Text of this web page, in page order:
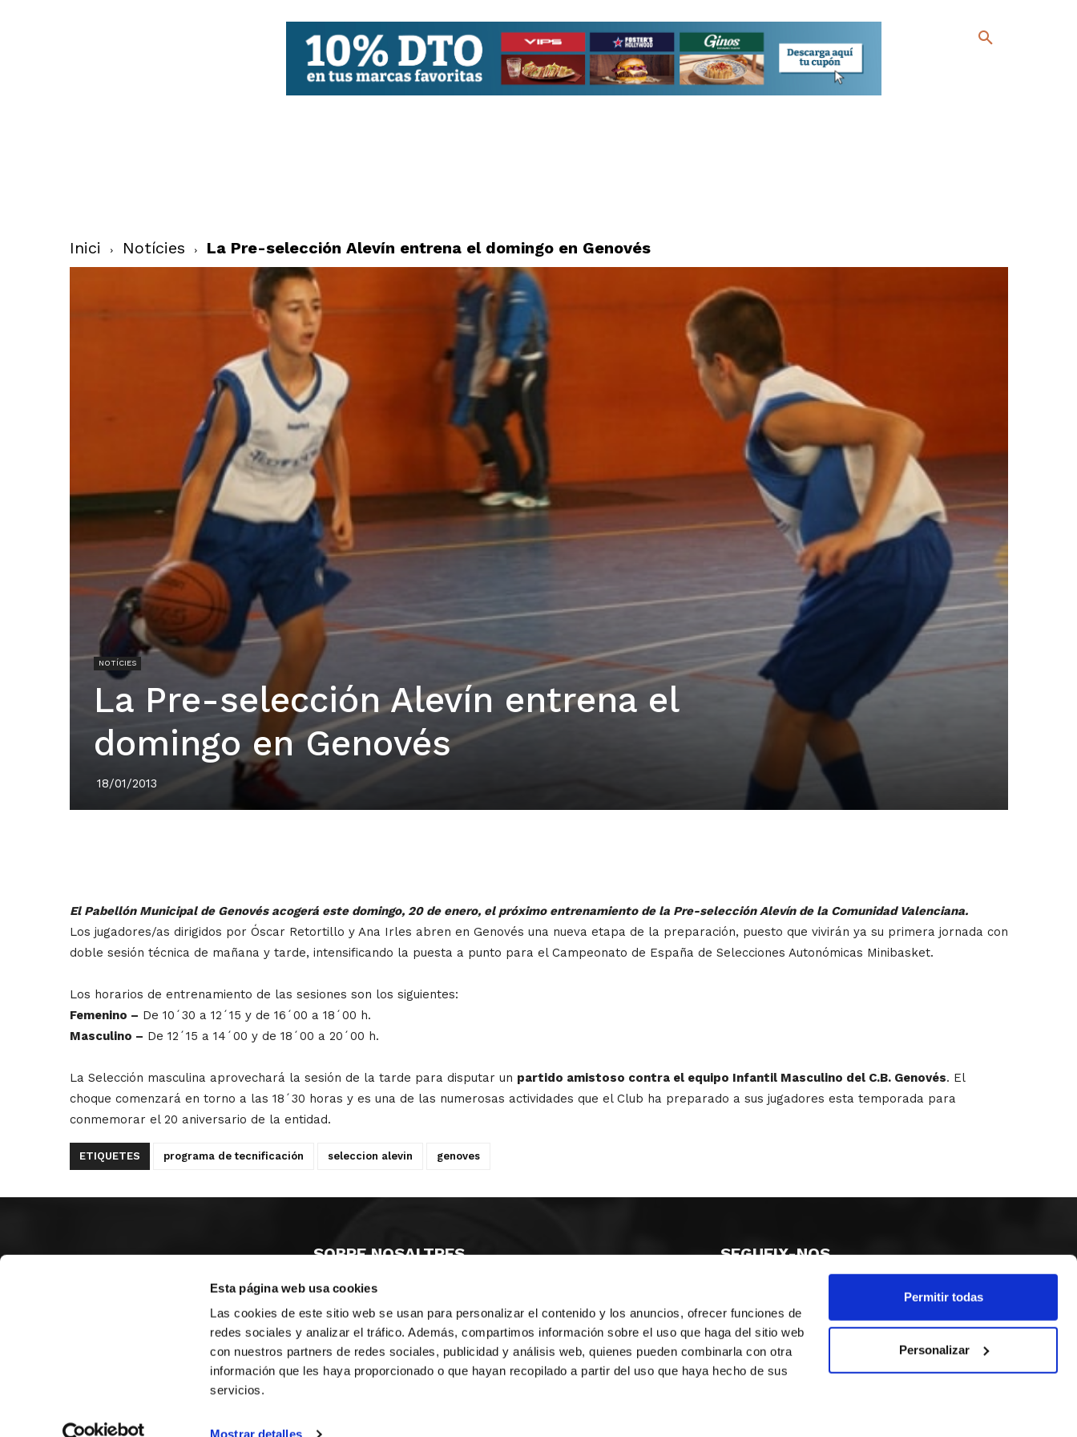
Esta página web usa cookies
Las cookies de este sitio web se usan para personalizar el contenido y los anuncios, ofrecer funciones de
redes sociales y analizar el tráfico. Además, compartimos información sobre el uso que haga del sitio web
con nuestros partners de redes sociales, publicidad y análisis web, quienes pueden combinarla con otra
información que les haya proporcionado o que hayan recopilado a partir del uso que haya hecho de sus
servicios.
Mostrar detalles
Permitir todas
Personalizar
Inici Notícies La Pre-selección Alevín entrena el domingo en Genovés
NOTÍCIES
La Pre-selección Alevín entrena el
domingo en Genovés
18/01/2013
El Pabellón Municipal de Genovés acogerá este domingo, 20 de enero, el próximo entrenamiento de la Pre-selección Alevín de la Comunidad Valenciana.
Los jugadores/as dirigidos por Óscar Retortillo y Ana Irles abren en Genovés una nueva etapa de la preparación, puesto que vivirán ya su primera jornada con
doble sesión técnica de mañana y tarde, intensificando la puesta a punto para el Campeonato de España de Selecciones Autonómicas Minibasket.
Los horarios de entrenamiento de las sesiones son los siguientes:
Femenino – De 10´30 a 12´15 y de 16´00 a 18´00 h.
Masculino – De 12´15 a 14´00 y de 18´00 a 20´00 h.
La Selección masculina aprovechará la sesión de la tarde para disputar un partido amistoso contra el equipo Infantil Masculino del C.B. Genovés. El
choque comenzará en torno a las 18´30 horas y es una de las numerosas actividades que el Club ha preparado a sus jugadores esta temporada para
conmemorar el 20 aniversario de la entidad.
ETIQUETES programa de tecnificación seleccion alevin genoves
SOBRE NOSALTRES
CASTELLÓ
VALÈNCIA
MONESTIR DE POBLET 14 1ª 3º
ALACANT
CIUDAD DE MATANZAS 12
fbcv@fbcv.es
SEGUEIX-NOS
© FEDERACIÓN BALONCESTO COMUNIDAD VALENCIANA